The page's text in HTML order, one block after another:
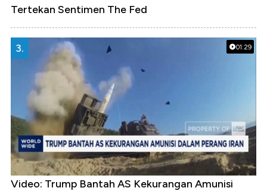
Tertekan Sentimen The Fed
01:29
3.
Video: Trump Bantah AS Kekurangan Amunisi